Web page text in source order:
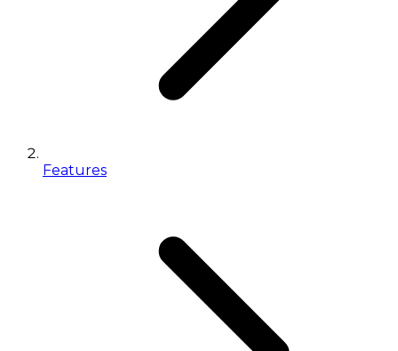
Features